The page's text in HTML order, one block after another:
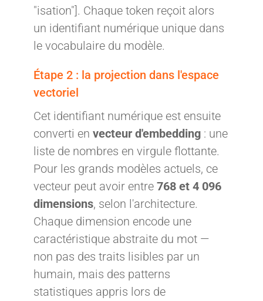
"isation"]. Chaque token reçoit alors
un identifiant numérique unique dans
le vocabulaire du modèle.
Étape 2 : la projection dans l'espace
vectoriel
Cet identifiant numérique est ensuite
converti en vecteur d'embedding: une
liste de nombres en virgule flottante.
Pour les grands modèles actuels, ce
vecteur peut avoir entre 768 et 4 096
dimensions, selon l'architecture.
Chaque dimension encode une
caractéristique abstraite du mot —
non pas des traits lisibles par un
humain, mais des patterns
statistiques appris lors de